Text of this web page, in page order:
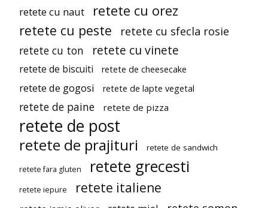
retete cu naut
retete cu orez
retete cu peste
retete cu sfecla rosie
retete cu ton
retete cu vinete
retete de biscuiti retete de cheesecake
retete de gogosi retete de lapte vegetal
retete de paine retete de pizza
retete de post
retete de prajituri retete de sandwich
retete fara gluten retete grecesti
retete iepure retete italiene